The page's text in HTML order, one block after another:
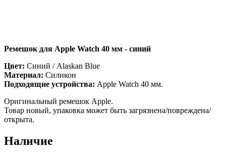
Ремешок для Apple Watch 40 мм - синий
Цвет: Синий / Alaskan Blue
Материал: Силикон
Подходящие устройства: Apple Watch 40 мм.
Оригинальный ремешок Apple.
Товар новый, упаковка может быть загрязнена/повреждена/
открыта.
Наличие